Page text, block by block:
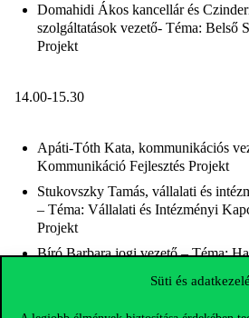
Süti és
Domahidi Ákos kancellár és
szolgáltatások vezető- Téma: Belső
Projekt
14.00-15.30
Apáti-Tóth Kata, kommunikációs
Kommunikáció Fejlesztés Projekt
Stukovszky Tamás, vállalati és
– Téma: Vállalati és Intézményi
Projekt
Bíró Barbara jogi vezető – Téma: